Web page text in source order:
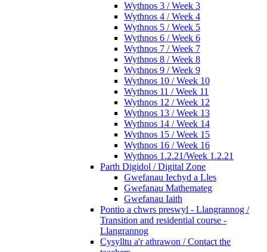
Wythnos 3 / Week 3
Wythnos 4 / Week 4
Wythnos 5 / Week 5
Wythnos 6 / Week 6
Wythnos 7 / Week 7
Wythnos 8 / Week 8
Wythnos 9 / Week 9
Wythnos 10 / Week 10
Wythnos 11 / Week 11
Wythnos 12 / Week 12
Wythnos 13 / Week 13
Wythnos 14 / Week 14
Wythnos 15 / Week 15
Wythnos 16 / Week 16
Wythnos 1.2.21/Week 1.2.21
Parth Digidol / Digital Zone
Gwefanau Iechyd a Lles
Gwefanau Mathemateg
Gwefanau Iaith
Pontio a chwrs preswyl - Llangrannog /
Transition and residential course -
Llangrannog
Cysylltu a'r athrawon / Contact the